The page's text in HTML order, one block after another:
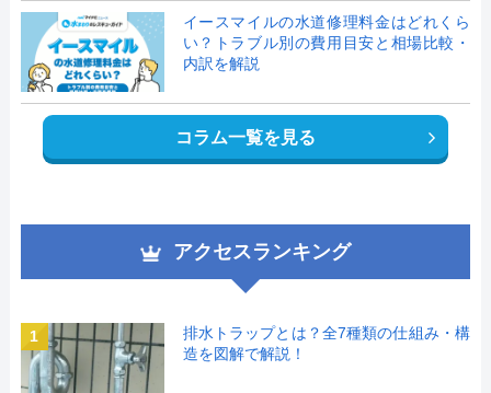
イースマイルの水道修理料金はどれくら
い？トラブル別の費用目安と相場比較・
内訳を解説
コラム一覧を見る
アクセスランキング
1
排水トラップとは？全7種類の仕組み・構
造を図解で解説！